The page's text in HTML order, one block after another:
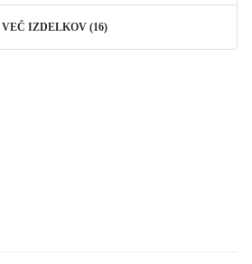
VEČ IZDELKOV (16)